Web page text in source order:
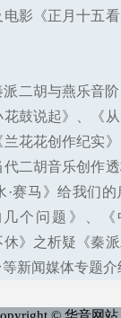
影《正月十五
二胡与燕乐音
鼓说起》、《
花花创作纪实
二胡音乐创作
·赛马》给我们
个问题》、《
》之析疑《秦
新闻媒体专题介